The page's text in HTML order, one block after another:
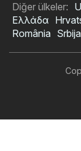
Diğer ülkeler:
Ελλάδα
România Srbija